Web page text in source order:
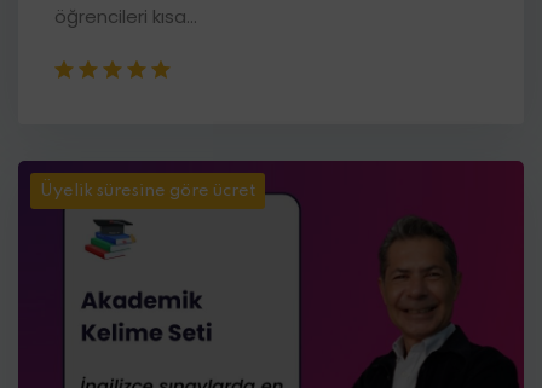
öğrencileri kısa...
Üyelik süresine göre ücret